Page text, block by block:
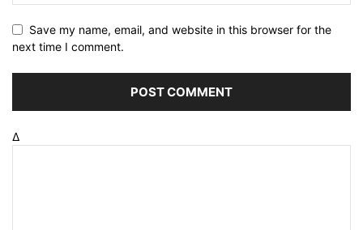
Save my name, email, and website in this browser for the
next time I comment.
Δ